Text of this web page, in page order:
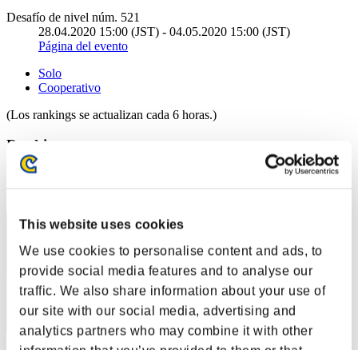
This website uses cookies
We use cookies to personalise content and ads, to
provide social media features and to analyse our
traffic. We also share information about your use of
our site with our social media, advertising and
analytics partners who may combine it with other
Desafío de nivel núm. 521
28.04.2020 15:00 (JST) - 04.05.2020 15:00 (JST)
Página del evento
Solo
Cooperativo
(Los rankings se actualizan cada 6 horas.)
Rankings
Posición
111